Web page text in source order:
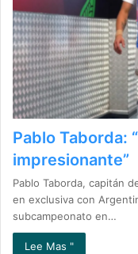
Pablo Taborda:
impresionante”
Pablo Taborda, capitán
en exclusiva con
subcampeonato en…
Lee Mas "